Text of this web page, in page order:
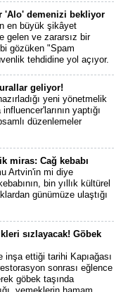
'Alo' demenizi bekliyor
en büyük şikâyet
gelen ve zararsız bir
gözüken "Spam
tehdidine yol açıyor.
geliyor!
yeni yönetmelik
yaptığı
düzenlemeler
miras: Cağ kebabı
Artvin'in mi diye
bin yıllık kültürel
günümüze ulaştığı
sızlayacak! Göbek
inşa ettiği tarihi Kapıağası
sonrası eğlence
göbek taşında